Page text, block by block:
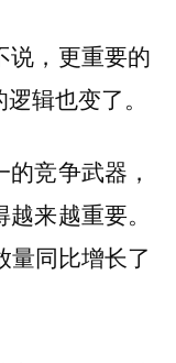
说，更重要的
辑也变了。
竞争武器，
来越重要。
量同比增长了